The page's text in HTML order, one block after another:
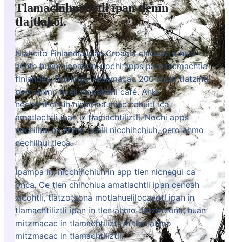
Tlamachīhualiztli īpan tlenīn
tlajtlakōl.
Niahcito Finlandia ipan Croacia chicueyi xihuitl
achto huan nicpatlani nochi apps para nicmachtia
finlandés. Duolingo nechmacac 200 ilhuitl tlatzintli,
pero ahmo hueli nicpatlani café. Anki
nechchihchiuh nicpoloa miac cahuitl ica
amatlachtli ipan in tlamachtiliztli. Nochi apps
nechilhui ca ahmo cualli nicchihchiuh, pero ahmo
nechilhui tleca.
Ipampa in, nicchihchiuh in app tlen nicnequi ca
onca. Ce tlen chihchiua amatlachtli ipan cencah
xicohtli, tlatzotzona motlahuelilocayotl ipan in
tlamachtiliztli ipan in tlen ahmo tlatzotzona, huan
mitzmacac in tlamachtiliztli in tlen ahmo
mitzmacac in tlamachtiliztli.